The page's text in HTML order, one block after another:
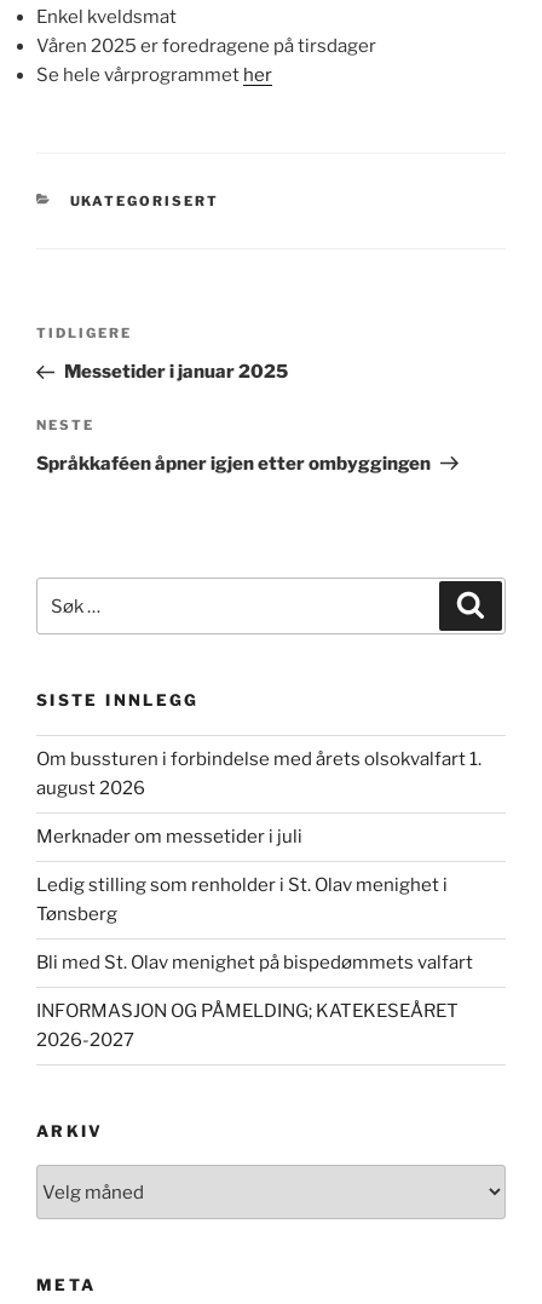
Enkel kveldsmat
Våren 2025 er foredragene på tirsdager
Se hele vårprogrammet her
KATEGORIER
UKATEGORISERT
Innleggsnavigasjon
Forrige
innlegg
TIDLIGERE
Messetider i januar 2025
Neste
innlegg
NESTE
Språkkaféen åpner igjen etter ombyggingen
etter:
SISTE INNLEGG
Om bussturen i forbindelse med årets olsokvalfart 1.
august 2026
Merknader om messetider i juli
Ledig stilling som renholder i St. Olav menighet i
Tønsberg
Bli med St. Olav menighet på bispedømmets valfart
INFORMASJON OG PÅMELDING; KATEKESEÅRET
2026-2027
ARKIV
META